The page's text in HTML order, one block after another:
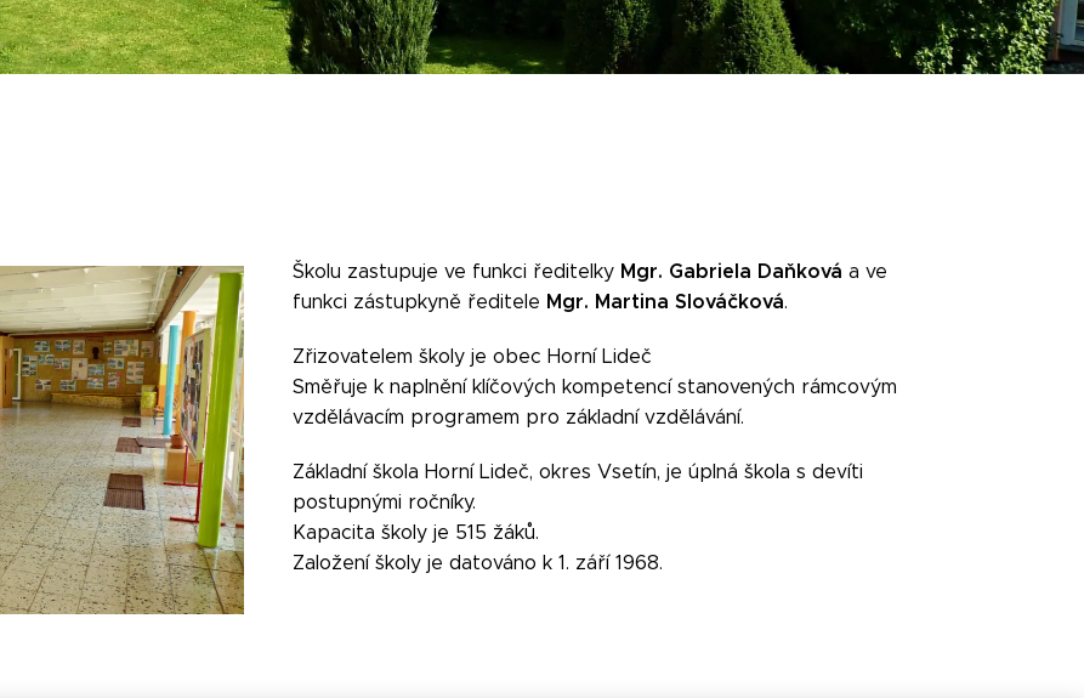
Školu zastupuje ve funkci ředitelky Mgr. Gabriela Daňková a ve
funkci zástupkyně ředitele Mgr. Martina Slováčková.
Zřizovatelem školy je obec Horní Lideč
Směřuje k naplnění klíčových kompetencí stanovených rámcovým
vzdělávacím programem pro základní vzdělávání.
Základní škola Horní Lideč, okres Vsetín, je úplná škola s devíti
postupnými ročníky.
Kapacita školy je 515 žáků.
Založení školy je datováno k 1. září 1968.